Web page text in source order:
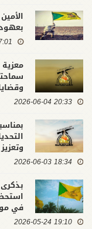
06-17
20:33 2026-06-04
18:34 2026-06-03
في
19:10 2026-05-24